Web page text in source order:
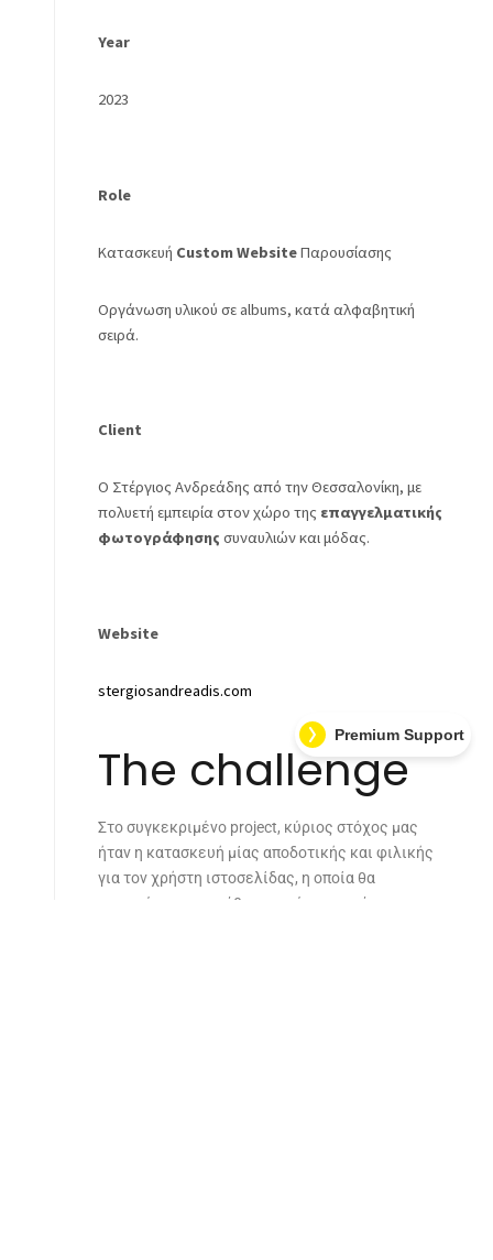
Year
2023
Role
Κατασκευή CustomWebsiteΠαρουσίασης
Οργάνωση υλικού σε albums, κατά αλφαβητική
σειρά.
Client
Ο Στέργιος Ανδρεάδης από την Θεσσαλονίκη, με
πολυετή εμπειρία στον χώρο της επαγγελματικής
φωτογράφησης συναυλιών και μόδας.
Website
stergiosandreadis.com
The challenge
Στο συγκεκριμένο project, κύριος στόχος μας
ήταν η κατασκευή μίας αποδοτικής και φιλικής
για τον χρήστη ιστοσελίδας, η οποία θα
προσφέρει στον κάθε επισκέπτη την άνεση να
Premium Support